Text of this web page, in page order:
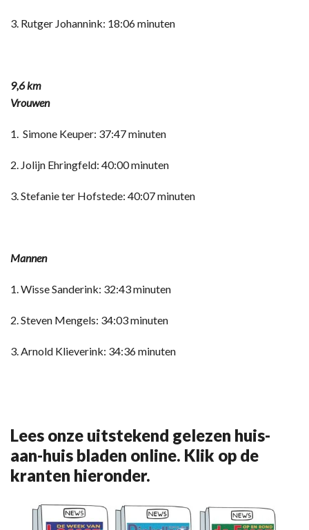
3. Rutger Johannink: 18:06 minuten
9,6 km
Vrouwen
1. Simone Keuper: 37:47 minuten
2. Jolijn Ehringfeld: 40:00 minuten
3. Stefanie ter Hofstede: 40:07 minuten
Mannen
1. Wisse Sanderink: 32:43 minuten
2. Steven Mengels: 34:03 minuten
3. Arnold Klieverink: 34:36 minuten
Lees onze uitstekend gelezen huis-
aan-huis bladen online. Klik op de
kranten hieronder.